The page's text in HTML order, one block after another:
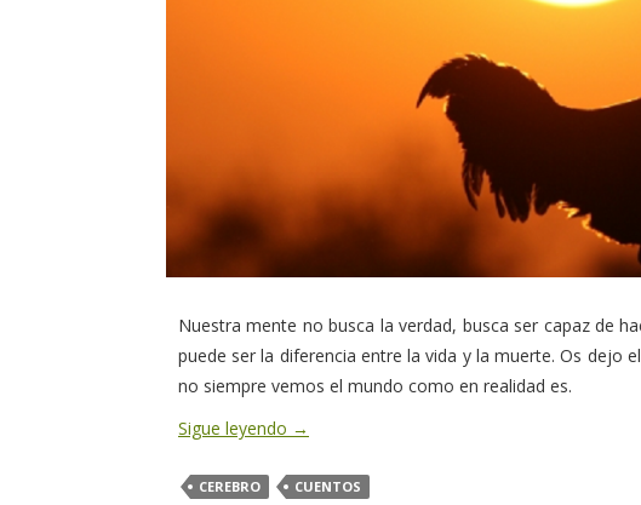
Nuestra mente no busca la verdad, busca ser capaz de
puede ser la diferencia entre la vida y la muerte. Os dejo
no siempre vemos el mundo como en realidad es.
Sigue leyendo →
CEREBRO CUENTOS